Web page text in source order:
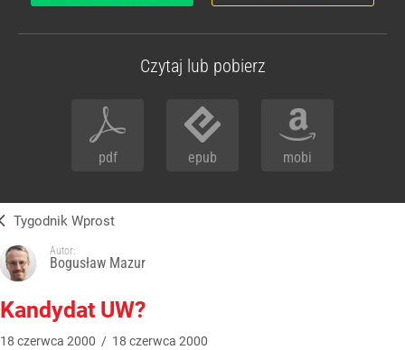
Czytaj lub pobierz
pdf epub mobi
Tygodnik Wprost
Autor:
Bogusław Mazur
Kandydat UW?
18 czerwca 2000 / 18 czerwca 2000